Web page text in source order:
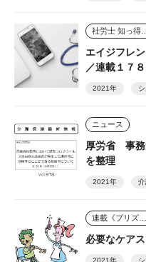
エイジフレ
／連載１７８
2021年
ニュース
厚労省 事務
を整理
2021年
必要なケア